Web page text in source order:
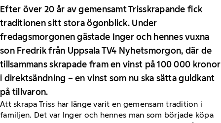
Efter över 20 år av gemensamt Trisskrapande fick
traditionen sitt stora ögonblick. Under
fredagsmorgonen gästade Inger och hennes vuxna
son Fredrik från Uppsala TV4 Nyhetsmorgon, där de
tillsammans skrapade fram en vinst på 100 000 kronor
i direktsändning – en vinst som nu ska sätta guldkant
på tillvaron.
Att skrapa Triss har länge varit en gemensam tradition i
familjen. Det var Inger och hennes man som började köpa